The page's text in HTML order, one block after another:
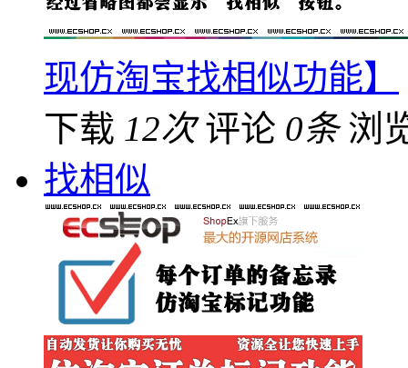
现仿淘宝找相似功能】
下载 12次 评论 0条 浏
找相似